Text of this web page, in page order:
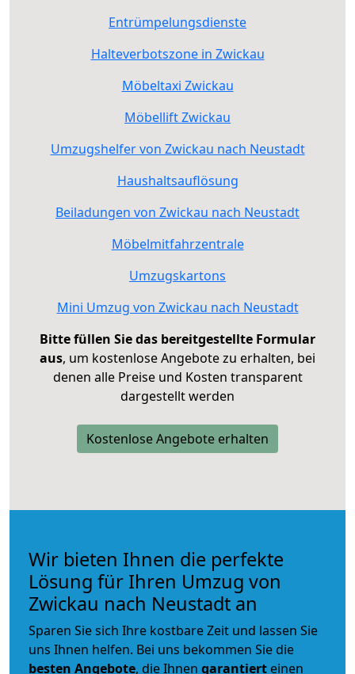
Entrümpelungsdienste
Halteverbotszone in Zwickau
Möbeltaxi Zwickau
Möbellift Zwickau
Umzugshelfer von Zwickau nach Neustadt
Haushaltsauflösung
Beiladungen von Zwickau nach Neustadt
Möbelmitfahrzentrale
Umzugskartons
Mini Umzug von Zwickau nach Neustadt
Bitte füllen Sie das bereitgestellte Formular
aus, um kostenlose Angebote zu erhalten, bei
denen alle Preise und Kosten transparent
dargestellt werden
Kostenlose Angebote erhalten
Wir bieten Ihnen die perfekte
Lösung für Ihren Umzug von
Zwickau nach Neustadt an
Sparen Sie sich Ihre kostbare Zeit und lassen Sie
uns Ihnen helfen. Bei uns bekommen Sie die
besten Angebote, die Ihnen garantiert einen